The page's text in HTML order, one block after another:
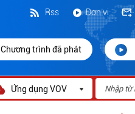
Đơn vị
Rss
Chương trình đã phát
Ứng dụng VOV